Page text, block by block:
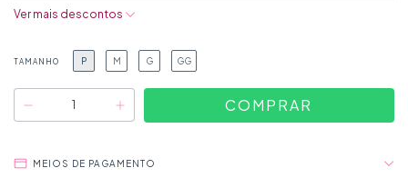
Ver mais descontos
TAMANHO P M G GG
MEIOS DE PAGAMENTO